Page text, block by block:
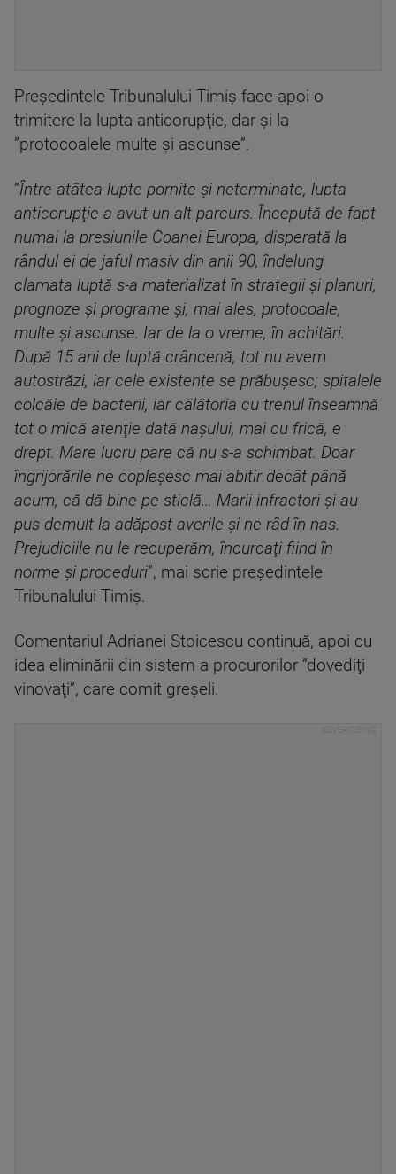
Preşedintele Tribunalului Timiş face apoi o
trimitere la lupta anticorupţie, dar şi la
”protocoalele multe şi ascunse”.
”Între atâtea lupte pornite şi neterminate, lupta
anticorupţie a avut un alt parcurs. Începută de fapt
numai la presiunile Coanei Europa, disperată la
rândul ei de jaful masiv din anii 90, îndelung
clamata luptă s-a materializat în strategii şi planuri,
prognoze şi programe şi, mai ales, protocoale,
multe şi ascunse. Iar de la o vreme, în achitări.
După 15 ani de luptă crâncenă, tot nu avem
autostrăzi, iar cele existente se prăbuşesc; spitalele
colcăie de bacterii, iar călătoria cu trenul înseamnă
tot o mică atenţie dată naşului, mai cu frică, e
drept. Mare lucru pare că nu s-a schimbat. Doar
îngrijorările ne copleşesc mai abitir decât până
acum, că dă bine pe sticlă… Marii infractori şi-au
pus demult la adăpost averile şi ne râd în nas.
Prejudiciile nu le recuperăm, încurcaţi fiind în
norme şi proceduri”, mai scrie preşedintele
Tribunalului Timiş.
Comentariul Adrianei Stoicescu continuă, apoi cu
idea eliminării din sistem a procurorilor ”dovediţi
vinovaţi”, care comit greşeli.